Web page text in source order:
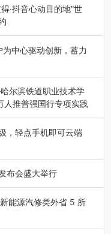
·抖音心动目的地”世
暨抖音“心动目的
中心驱动创新，蓄力
户共创，赋能西南市
尔滨铁道职业技术学
人推普强国行专项实践
”大学生暑期社会实
，轻点手机即可云端
人事务厅指导，贵阳
布会盛大举行
超极放心装”新品发布
能源汽修类外省 5 所
300分数段考生可选择